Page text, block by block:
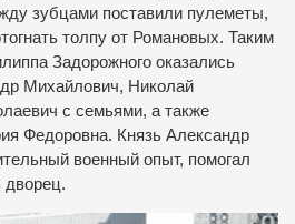
зубцами поставили пулеметы,
толпу от Романовых. Таким
Задорожного оказались
Михайлович, Николай
с семьями, а также
Федоровна. Князь Александр
военный опыт, помогал
дворец.